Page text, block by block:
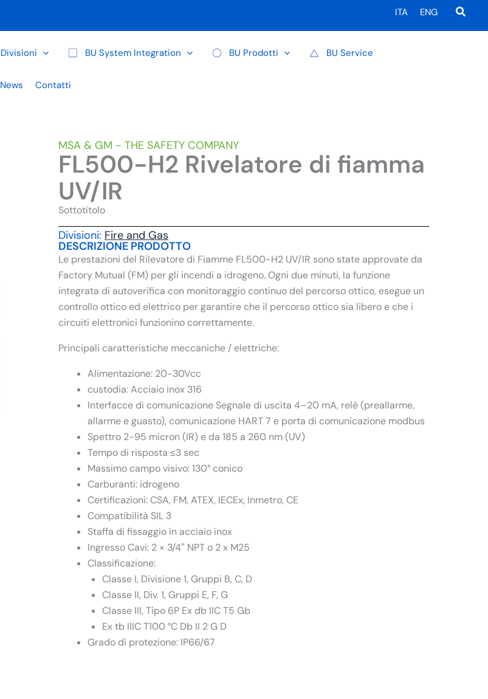
ITA ENG Cerca
Divisioni BU System Integration BU Prodotti BU Service
News Contatti
MSA & GM - THE SAFETY COMPANY
FL500-H2 Rivelatore di fiamma
UV/IR
Sottotitolo
Divisioni: Fire and Gas
DESCRIZIONE PRODOTTO
Le prestazioni del Rilevatore di Fiamme FL500-H2 UV/IR sono state approvate da
Factory Mutual (FM) per gli incendi a idrogeno. Ogni due minuti, la funzione
integrata di autoverifica con monitoraggio continuo del percorso ottico, esegue un
controllo ottico ed elettrico per garantire che il percorso ottico sia libero e che i
circuiti elettronici funzionino correttamente.
Principali caratteristiche meccaniche / elettriche:
Alimentazione: 20-30Vcc
custodia: Acciaio inox 316
Interfacce di comunicazione Segnale di uscita 4–20 mA, relè (preallarme,
allarme e guasto), comunicazione HART 7 e porta di comunicazione modbus
Spettro 2-95 micron (IR) e da 185 a 260 nm (UV)
Tempo di risposta ≤3 sec
Massimo campo visivo: 130° conico
Carburanti: idrogeno
Certificazioni: CSA, FM, ATEX, IECEx, Inmetro, CE
Compatibilità SIL 3
Staffa di fissaggio in acciaio inox
Ingresso Cavi: 2 × 3/4″ NPT o 2 x M25
Classificazione:
Classe I, Divisione 1, Gruppi B, C, D
Classe II, Div. 1, Gruppi E, F, G
Classe III, Tipo 6P Ex db IIC T5 Gb
Ex tb IIIC T100 °C Db II 2 G D
Grado di protezione: IP66/67